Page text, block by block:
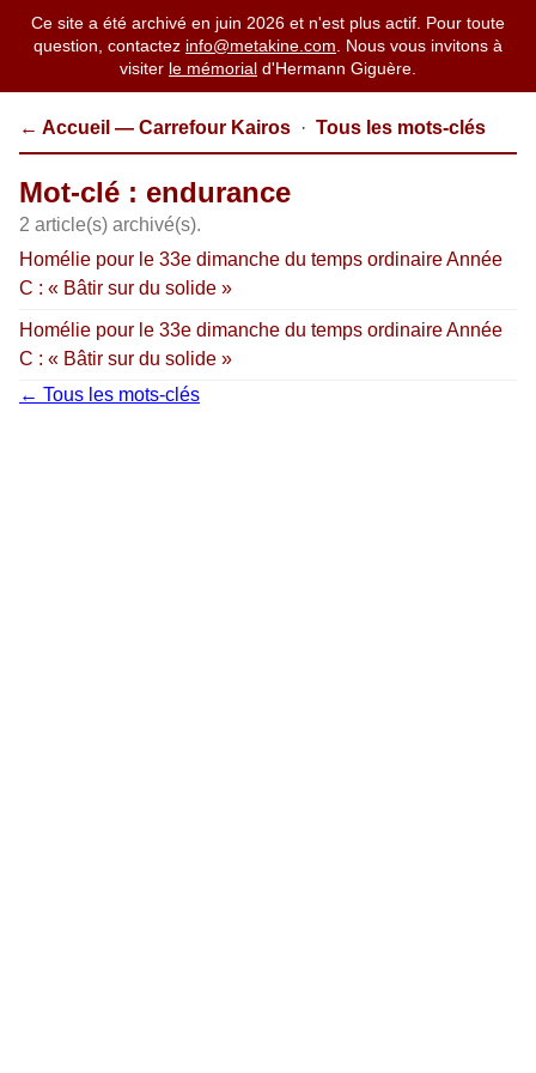
Ce site a été archivé en juin 2026 et n'est plus actif. Pour toute
question, contactez info@metakine.com . Nous vous invitons à
visiter le mémorial d'Hermann Giguère.
← Accueil — Carrefour Kairos · Tous les mots-clés
Mot-clé : endurance
2 article(s) archivé(s).
Homélie pour le 33e dimanche du temps ordinaire Année
C : « Bâtir sur du solide »
Homélie pour le 33e dimanche du temps ordinaire Année
C : « Bâtir sur du solide »
← Tous les mots-clés